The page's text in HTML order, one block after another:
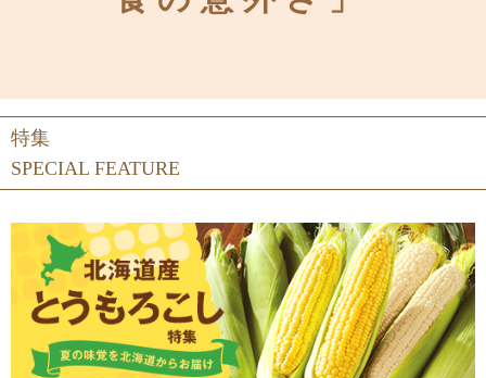
SPECIAL FEATURE
特集